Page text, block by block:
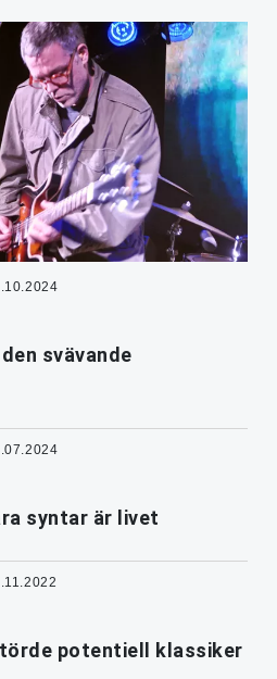
svävande
syntar är livet
potentiell klassiker